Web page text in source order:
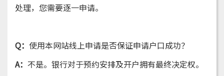
处理，您需要逐一申请。
Q： 使用本网站线上申请是否保证申请户口成功？
A： 不是。银行对于预约安排及开户拥有最终决定权。